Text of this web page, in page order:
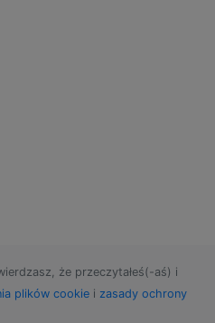
że przeczytałeś(-aś) i
plików cookie i zasady ochrony